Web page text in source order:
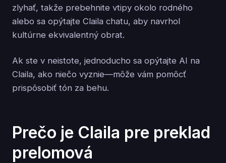
zlyhať, takže prebehnite vtipy okolo rodného
alebo sa opýtajte Claila chatu, aby navrhol
kultúrne ekvivalentný obrat.
Ak ste v neistote, jednoducho sa opýtajte AI na
Claila, ako niečo vyznie—môže vám pomôcť
prispôsobiť tón za behu.
Prečo je Claila pre preklad
prelomová